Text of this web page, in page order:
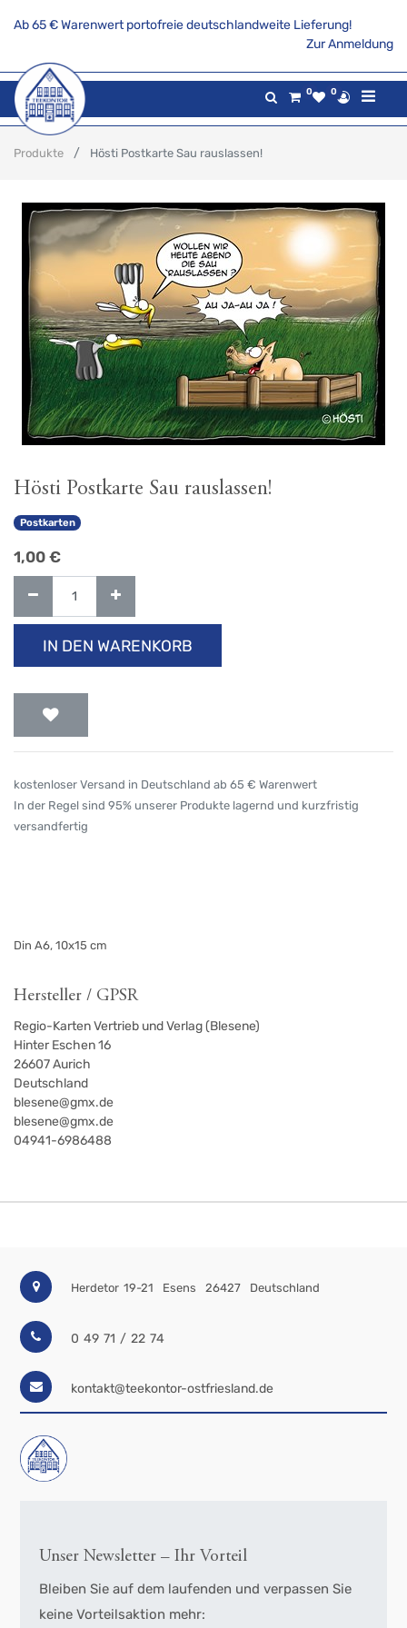
Ab 65 € Warenwert portofreie deutschlandweite Lieferung!
Zur Anmeldung
0 0
Produkte Hösti Postkarte Sau rauslassen!
Hösti Postkarte Sau rauslassen!
Postkarten
1,00 €
IN DEN WARENKORB
kostenloser Versand in Deutschland ab 65 € Warenwert
In der Regel sind 95% unserer Produkte lagernd und kurzfristig
versandfertig
Din A6, 10x15 cm
Hersteller / GPSR
Regio-Karten Vertrieb und Verlag (Blesene)
Hinter Eschen 16
26607Aurich
Deutschland
blesene@gmx.de
blesene@gmx.de
04941-6986488
Herdetor 19-21 Esens 26427 Deutschland
0 49 71 / 22 74
kontakt@teekontor-ostfriesland.de
Unser Newsletter – Ihr Vorteil
Bleiben Sie auf dem laufenden und verpassen Sie
keine Vorteilsaktion mehr: